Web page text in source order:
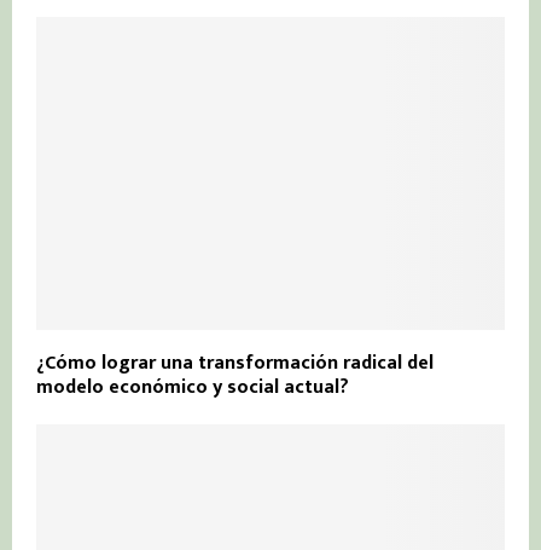
¿Cómo lograr una transformación radical del
modelo económico y social actual?